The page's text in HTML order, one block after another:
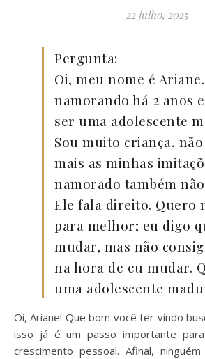
22 julho, 2025
Pergunta:
Oi, meu nome é
namorando há 2 anos
ser uma adolescente
Sou muito criança,
mais as minhas
namorado também
Ele fala direito. Quero
para melhor; eu digo
mudar, mas não
na hora de eu mudar.
uma adolescente
Oi, Ariane! Que bom você ter vindo buscar uma orientação,
isso já é um passo importante
crescimento pessoal. Afinal,